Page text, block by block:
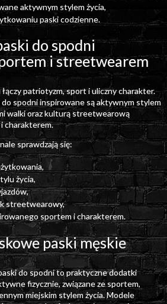
aktywnym stylem życia,
paski codzienne.
do spodni
i streetwearem
patriotyzm, sport i uliczny charakter.
spodni inspirowane są aktywnym stylem
walki oraz kulturą streetwearową
i charakterem.
sprawdzają się:
życia,
streetwearowy,
sportem i charakterem.
paski męskie
do spodni to praktyczne dodatki
fizycznie, związane ze sportem,
miejskim stylem życia. Modele